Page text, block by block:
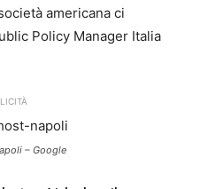
americana ci
Policy Manager Italia
– Google